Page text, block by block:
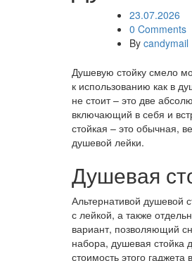
23.07.2026
0 Comments
By candymail
Душевую стойку смело
к использованию как в
не стоит – это две
включающий в себя и
стойкая – это обычная,
душевой лейки.
Душевая
Альтернативой душевой
с лейкой, а также
вариант, позволяющий
набора, душевая стойка
стоимость этого